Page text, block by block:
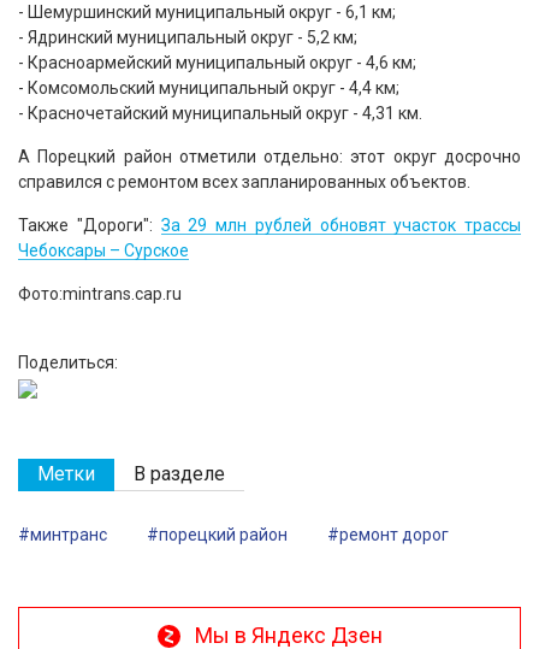
- Шемуршинский муниципальный округ - 6,1 км;
- Ядринский муниципальный округ - 5,2 км;
- Красноармейский муниципальный округ - 4,6 км;
- Комсомольский муниципальный округ - 4,4 км;
- Красночетайский муниципальный округ - 4,31 км.
А Порецкий район отметили отдельно: этот округ досрочно
справился с ремонтом всех запланированных объектов.
Также "Дороги": За 29 млн рублей обновят участок трассы
Чебоксары – Сурское
Фото:mintrans.cap.ru
Поделиться:
Метки В разделе
#минтранс #порецкий район #ремонт дорог
Мы в Яндекс Дзен